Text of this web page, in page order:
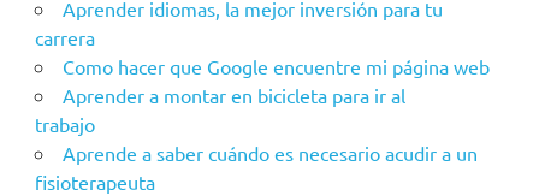
Aprender idiomas, la mejor inversión para tu
carrera
Como hacer que Google encuentre mi página web
Aprender a montar en bicicleta para ir al
trabajo
Aprende a saber cuándo es necesario acudir a un
fisioterapeuta